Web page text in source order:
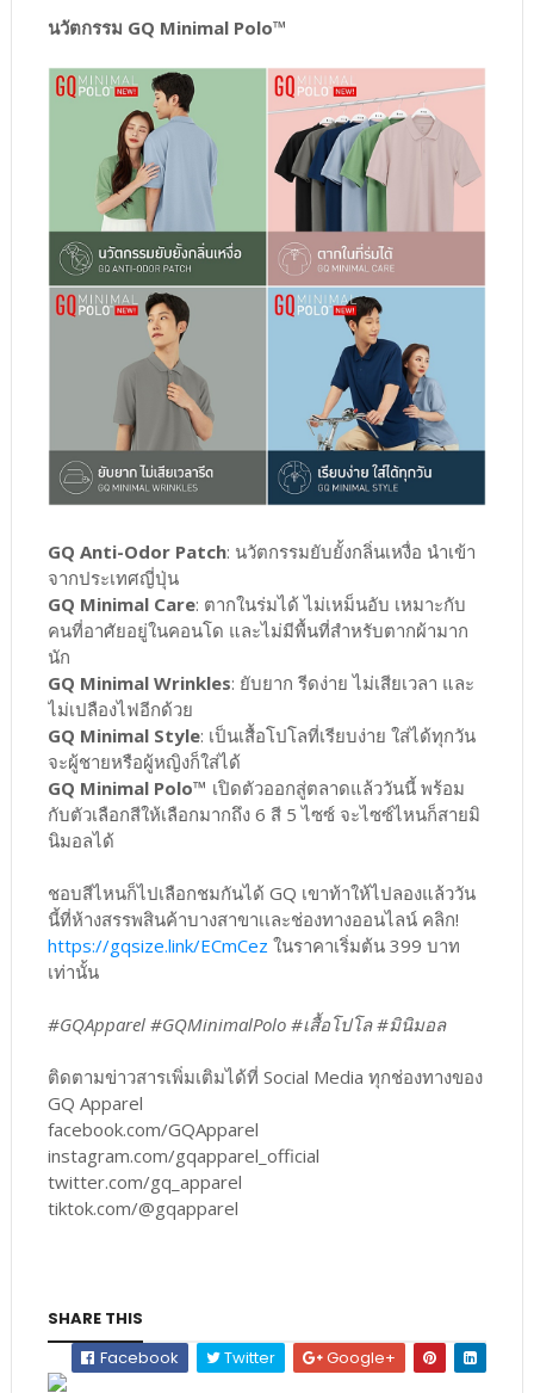
นวัตกรรม GQ Minimal Polo™
GQ Anti-Odor Patch: นวัตกรรมยับยั้งกลิ่นเหงื่อ นำเข้า
จากประเทศญี่ปุ่น
GQ Minimal Care: ตากในร่มได้ ไม่เหม็นอับ เหมาะกับ
คนที่อาศัยอยู่ในคอนโด และไม่มีพื้นที่สำหรับตากผ้ามาก
นัก
GQ Minimal Wrinkles: ยับยาก รีดง่าย ไม่เสียเวลา และ
ไม่เปลืองไฟอีกด้วย
GQ Minimal Style: เป็นเสื้อโปโลที่เรียบง่าย ใส่ได้ทุกวัน
จะผู้ชายหรือผู้หญิงก็ใส่ได้
GQ Minimal Polo™ เปิดตัวออกสู่ตลาดแล้ววันนี้ พร้อม
กับตัวเลือกสีให้เลือกมากถึง 6 สี 5 ไซซ์ จะไซซ์ไหนก็สายมิ
นิมอลได้
ชอบสีไหนก็ไปเลือกชมกันได้ GQ เขาท้าให้ไปลองแล้ววัน
นี้ที่ห้างสรรพสินค้าบางสาขาเเละช่องทางออนไลน์ คลิก!
https://gqsize.link/ECmCez ในราคาเริ่มต้น 399 บาท
เท่านั้น
#GQApparel #GQMinimalPolo #เสื้อโปโล #มินิมอล
ติดตามข่าวสารเพิ่มเติมได้ที่ Social Media ทุกช่องทางของ
GQ Apparel
facebook.com/GQApparel
instagram.com/gqapparel_official
twitter.com/gq_apparel
tiktok.com/@gqapparel
SHARE THIS
Facebook
Twitter Google+